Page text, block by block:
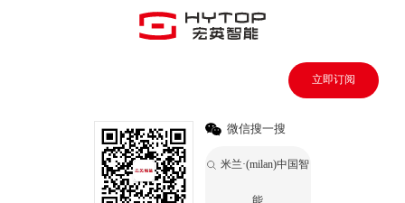
立即订阅
微信搜一搜
米兰·(milan)中国智